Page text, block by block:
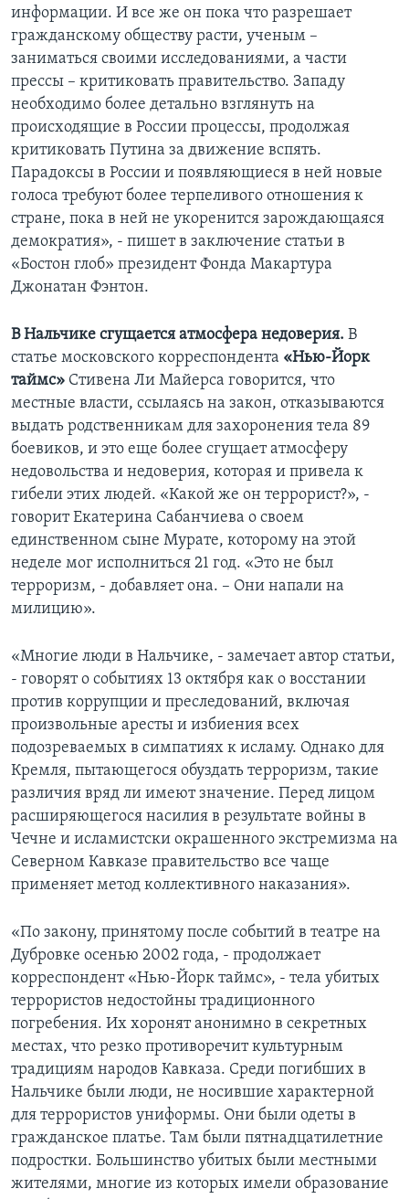
информации. И все же он пока что разрешает
гражданскому обществу расти, ученым –
заниматься своими исследованиями, а части
прессы – критиковать правительство. Западу
необходимо более детально взглянуть на
происходящие в России процессы, продолжая
критиковать Путина за движение вспять.
Парадоксы в России и появляющиеся в ней новые
голоса требуют более терпеливого отношения к
стране, пока в ней не укоренится зарождающаяся
демократия», - пишет в заключение статьи в
«Бостон глоб» президент Фонда Макартура
Джонатан Фэнтон.
В Нальчике сгущается атмосфера недоверия. В
статье московского корреспондента «Нью-Йорк
таймс» Стивена Ли Майерса говорится, что
местные власти, ссылаясь на закон, отказываются
выдать родственникам для захоронения тела 89
боевиков, и это еще более сгущает атмосферу
недовольства и недоверия, которая и привела к
гибели этих людей. «Какой же он террорист?», -
говорит Екатерина Сабанчиева о своем
единственном сыне Мурате, которому на этой
неделе мог исполниться 21 год. «Это не был
терроризм, - добавляет она. – Они напали на
милицию».
«Многие люди в Нальчике, - замечает автор статьи,
- говорят о событиях 13 октября как о восстании
против коррупции и преследований, включая
произвольные аресты и избиения всех
подозреваемых в симпатиях к исламу. Однако для
Кремля, пытающегося обуздать терроризм, такие
различия вряд ли имеют значение. Перед лицом
расширяющегося насилия в результате войны в
Чечне и исламистски окрашенного экстремизма на
Северном Кавказе правительство все чаще
применяет метод коллективного наказания».
«По закону, принятому после событий в театре на
Дубровке осенью 2002 года, - продолжает
корреспондент «Нью-Йорк таймс», - тела убитых
террористов недостойны традиционного
погребения. Их хоронят анонимно в секретных
местах, что резко противоречит культурным
традициям народов Кавказа. Среди погибших в
Нальчике были люди, не носившие характерной
для террористов униформы. Они были одеты в
гражданское платье. Там были пятнадцатилетние
подростки. Большинство убитых были местными
жителями, многие из которых имели образование